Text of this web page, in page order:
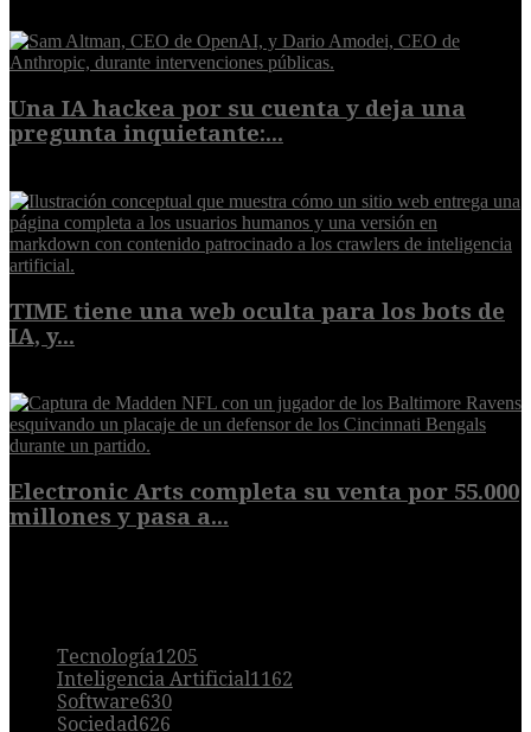
Una IA hackea por su cuenta y deja una
pregunta inquietante:...
TIME tiene una web oculta para los bots de
IA, y...
Electronic Arts completa su venta por 55.000
millones y pasa a...
Tecnología1205
Inteligencia Artificial1162
Software630
Sociedad626